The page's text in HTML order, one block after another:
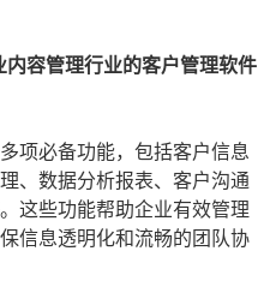
容管理行业的客户管理软件
项必备功能，包括客户信息
、数据分析报表、客户沟通
这些功能帮助企业有效管理
信息透明化和流畅的团队协